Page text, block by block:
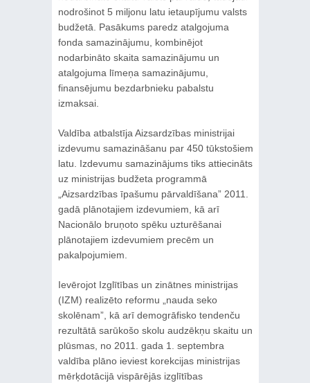
nodrošinot 5 miljonu latu ietaupījumu valsts
budžetā. Pasākums paredz atalgojuma
fonda samazinājumu, kombinējot
nodarbināto skaita samazinājumu un
atalgojuma līmeņa samazinājumu,
finansējumu bezdarbnieku pabalstu
izmaksai.
Valdība atbalstīja Aizsardzības ministrijai
izdevumu samazināšanu par 450 tūkstošiem
latu. Izdevumu samazinājums tiks attiecināts
uz ministrijas budžeta programmā
„Aizsardzības īpašumu pārvaldīšana” 2011.
gadā plānotajiem izdevumiem, kā arī
Nacionālo bruņoto spēku uzturēšanai
plānotajiem izdevumiem precēm un
pakalpojumiem.
Ievērojot Izglītības un zinātnes ministrijas
(IZM) realizēto reformu „nauda seko
skolēnam”, kā arī demogrāfisko tendenču
rezultātā sarūkošo skolu audzēkņu skaitu un
plūsmas, no 2011. gada 1. septembra
valdība plāno ieviest korekcijas ministrijas
mērķdotācijā vispārējās izglītības